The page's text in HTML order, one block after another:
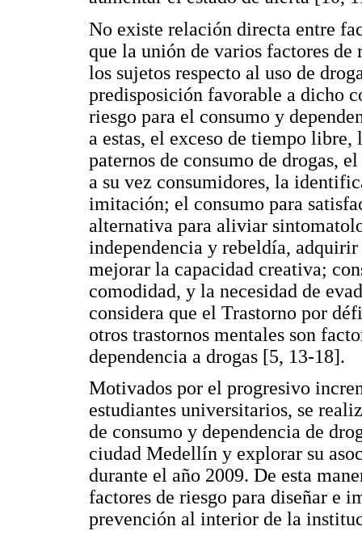
No existe relación directa entre
que la unión de varios factores
los sujetos respecto al uso de
predisposición favorable a dicho
riesgo para el consumo y
a estas, el exceso de tiempo
paternos de consumo de drogas,
a su vez consumidores, la
imitación; el consumo para
alternativa para aliviar
independencia y rebeldía,
mejorar la capacidad creativa;
comodidad, y la necesidad de
considera que el Trastorno por
otros trastornos mentales son
dependencia a drogas [5, 13-18].
Motivados por el progresivo
estudiantes universitarios, se
de consumo y dependencia de
ciudad Medellín y explorar su
durante el año 2009. De esta
factores de riesgo para diseñar e
prevención al interior de la